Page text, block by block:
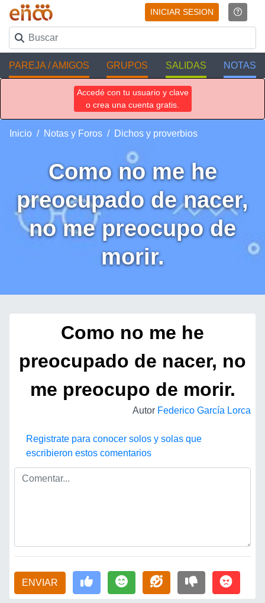
INICIAR SESION
PAREJA / AMIGOS GRUPOS SALIDAS NOTAS
Accedé con tu usuario y clave
o crea una cuenta gratis.
Inicio Notas y Foros Dichos y proverbios
Como no me he
preocupado de nacer,
no me preocupo de
morir.
Como no me he
preocupado de nacer, no
me preocupo de morir.
Autor Federico García Lorca
Registrate para conocer solos y solas que
escribieron estos comentarios
ENVIAR